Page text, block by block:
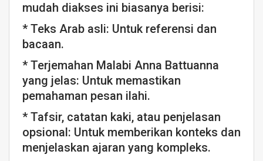
mudah diakses ini biasanya berisi:
* Teks Arab asli: Untuk referensi dan
bacaan.
* Terjemahan Malabi Anna Battuanna
yang jelas: Untuk memastikan
pemahaman pesan ilahi.
* Tafsir, catatan kaki, atau penjelasan
opsional: Untuk memberikan konteks dan
menjelaskan ajaran yang kompleks.